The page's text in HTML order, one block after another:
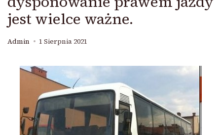
jest wielce ważne.
Admin 1 Sierpnia 2021